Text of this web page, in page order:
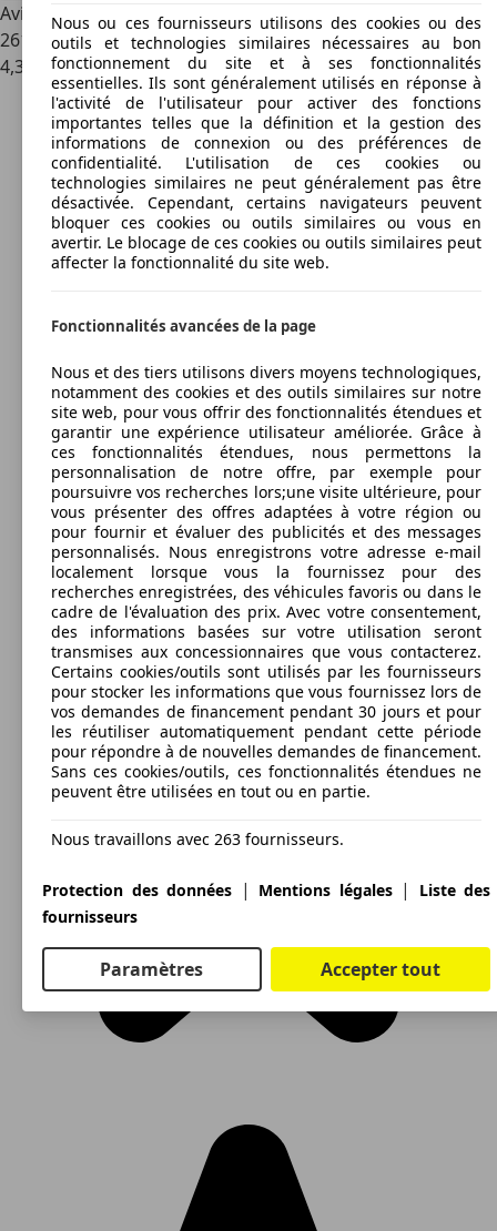
Avis sur le véhicule BMW 316
261 Évaluations
4,3
Nous ou ces fournisseurs utilisons des cookies ou des
outils et technologies similaires nécessaires au bon
fonctionnement du site et à ses fonctionnalités
essentielles. Ils sont généralement utilisés en réponse à
l'activité de l'utilisateur pour activer des fonctions
importantes telles que la définition et la gestion des
informations de connexion ou des préférences de
confidentialité. L'utilisation de ces cookies ou
technologies similaires ne peut généralement pas être
désactivée. Cependant, certains navigateurs peuvent
bloquer ces cookies ou outils similaires ou vous en
avertir. Le blocage de ces cookies ou outils similaires peut
affecter la fonctionnalité du site web.
Fonctionnalités avancées de la page
Nous et des tiers utilisons divers moyens technologiques,
notamment des cookies et des outils similaires sur notre
site web, pour vous offrir des fonctionnalités étendues et
garantir une expérience utilisateur améliorée. Grâce à
ces fonctionnalités étendues, nous permettons la
personnalisation de notre offre, par exemple pour
poursuivre vos recherches lors;une visite ultérieure, pour
vous présenter des offres adaptées à votre région ou
pour fournir et évaluer des publicités et des messages
personnalisés. Nous enregistrons votre adresse e-mail
localement lorsque vous la fournissez pour des
recherches enregistrées, des véhicules favoris ou dans le
cadre de l'évaluation des prix. Avec votre consentement,
des informations basées sur votre utilisation seront
transmises aux concessionnaires que vous contacterez.
Certains cookies/outils sont utilisés par les fournisseurs
pour stocker les informations que vous fournissez lors de
vos demandes de financement pendant 30 jours et pour
les réutiliser automatiquement pendant cette période
pour répondre à de nouvelles demandes de financement.
Sans ces cookies/outils, ces fonctionnalités étendues ne
peuvent être utilisées en tout ou en partie.
Nous travaillons avec 263 fournisseurs.
Protection des données | Mentions légales|
Liste des
fournisseurs
Paramètres Accepter tout